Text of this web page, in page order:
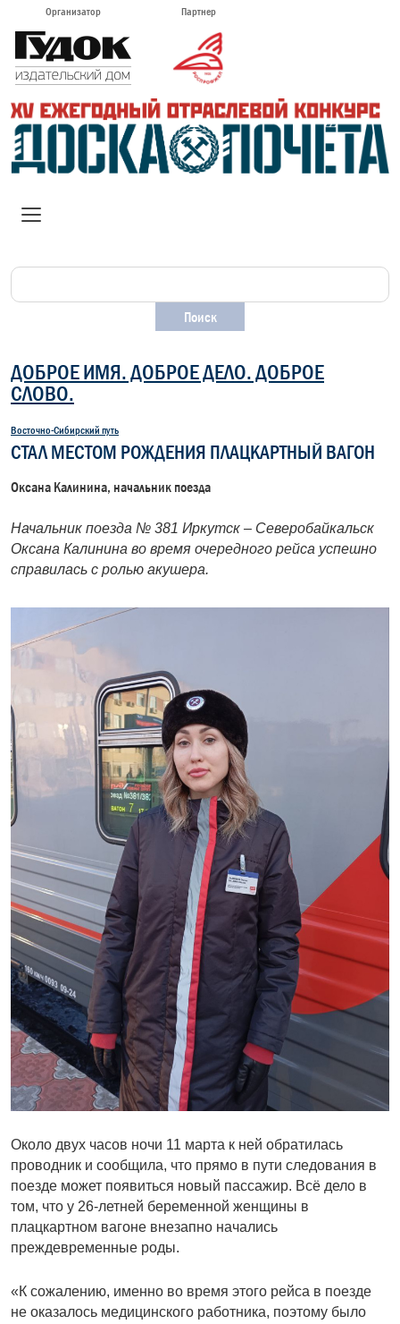
Организатор Партнер
ДОБРОЕ ИМЯ. ДОБРОЕ ДЕЛО. ДОБРОЕ
СЛОВО.
Восточно-Сибирский путь
СТАЛ МЕСТОМ РОЖДЕНИЯ ПЛАЦКАРТНЫЙ ВАГОН
Оксана Калинина, начальник поезда
Начальник поезда № 381 Иркутск – Северобайкальск
Оксана Калинина во время очередного рейса успешно
справилась с ролью акушера.
Около двух часов ночи 11 марта к ней обратилась
проводник и сообщила, что прямо в пути следования в
поезде может появиться новый пассажир. Всё дело в
том, что у 26-летней беременной женщины в
плацкартном вагоне внезапно начались
преждевременные роды.
«К сожалению, именно во время этого рейса в поезде
не оказалось медицинского работника, поэтому было